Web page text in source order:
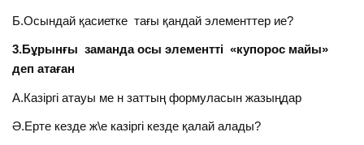
Б.Осындай қасиетке тағы қандай элементтер ие?
3.Бұрынғы заманда осы элементті «купорос майы»
деп атаған
А.Казіргі атауы ме н заттың формуласын жазыңдар
Ә.Ерте кезде ж\е казіргі кезде қалай алады?